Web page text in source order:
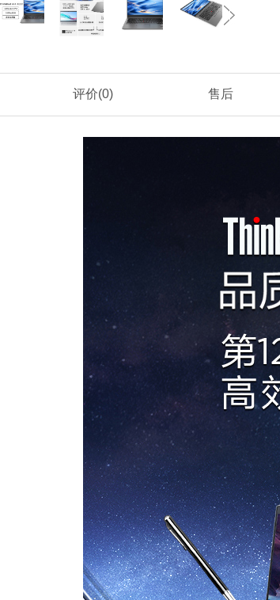
评价(0) 售后